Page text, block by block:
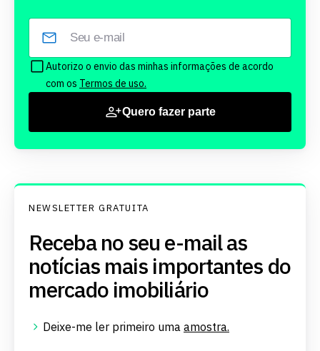
Autorizo o envio das minhas informações de acordo
com os Termos de uso.
Quero fazer parte
NEWSLETTER GRATUITA
Receba no seu e-mail as
notícias mais importantes do
mercado imobiliário
Deixe-me ler primeiro uma amostra.